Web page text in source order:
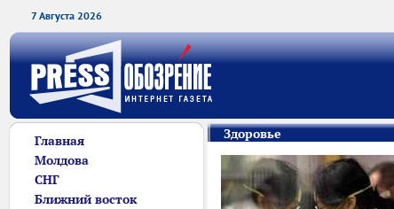
7 Августа 2026
Главная
Молдова
СНГ
Ближний восток
Здоровье